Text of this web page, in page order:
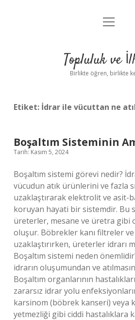
Anasayfa
Yasal Uyarı
menüyü
Topluluk ve
Birlikte öğren, birlikte
Etiket: İdrar ile vücuttan ne
Boşaltım Sisteminin
Tarih: Kasım 5, 2024
Boşaltım sistemi görevi nedir?
vücudun atık ürünlerini ve fazla
uzaklaştırarak elektrolit ve asit-
koruyan hayati bir sistemdir. Bu
üreterler, mesane ve üretra gibi
oluşur. Böbrekler kanı filtreler
uzaklaştırırken, üreterler idrarı
Boşaltım sistemi neden
idrarın oluşumundan ve
Boşaltım organlarının
zararsız idrar yolu
karsinom (böbrek kanseri) veya
yetmezliği gibi ciddi hastalıklara